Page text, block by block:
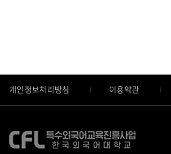
개인정보처리방침 이용약관